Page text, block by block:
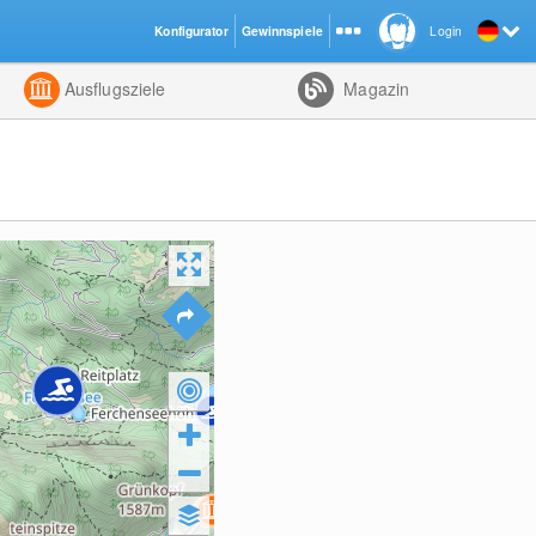
Kombiniert
Ausflugsziele Magazin
Login
Konfigurator Gewinnspiele